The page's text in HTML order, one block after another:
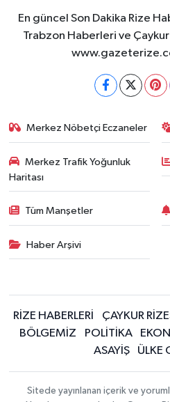
En güncel Son Dakika Rize
Trabzon Haberleri ve
Merkez Nöbetçi Eczaneler
Merkez Trafik Yoğunluk
Haritası
Tüm Manşetler
Haber Arşivi
RİZE HABERLERİ ÇAYKUR
BÖLGEMİZ
POLİTİKA
ASAYİŞ
ÜLKE
Sitede yayınlanan içerik ve